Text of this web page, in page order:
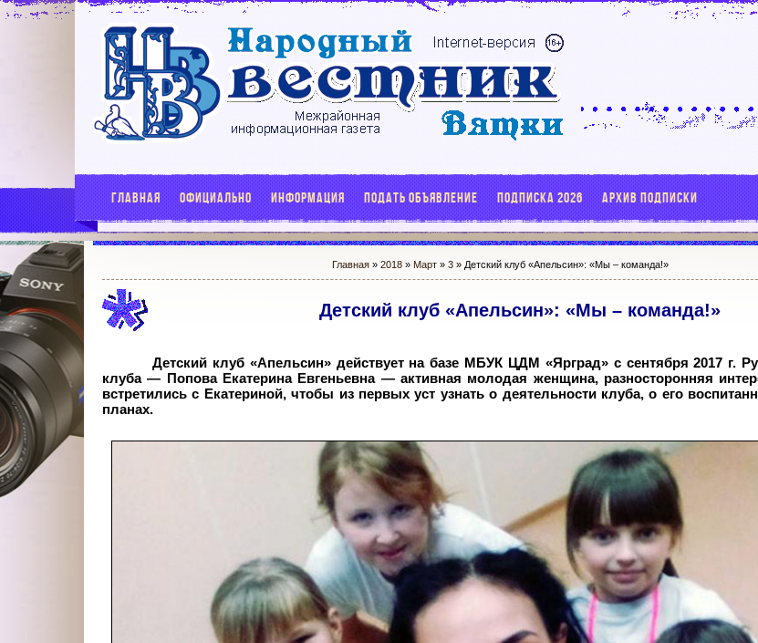
ГЛАВНАЯ ОФИЦИАЛЬНО ИНФОРМАЦИЯ ПОДАТЬ ОБЪЯВЛЕНИЕ ПОДПИСКА 2026 АРХИВ ПОДПИСКИ
Главная »2018 » Март » 3 » Детский клуб «Апельсин»: «Мы – команда!»
Детский клуб «Апельсин»: «Мы – команда!»
Детский клуб «Апельсин» действует на базе МБУК ЦДМ «Ярград» с сентября 2017 г.
клуба — Попова Екатерина Евгеньевна — активная молодая женщина, разносторонняя
встретились с Екатериной, чтобы из первых уст узнать о деятельности клуба, о его
планах.